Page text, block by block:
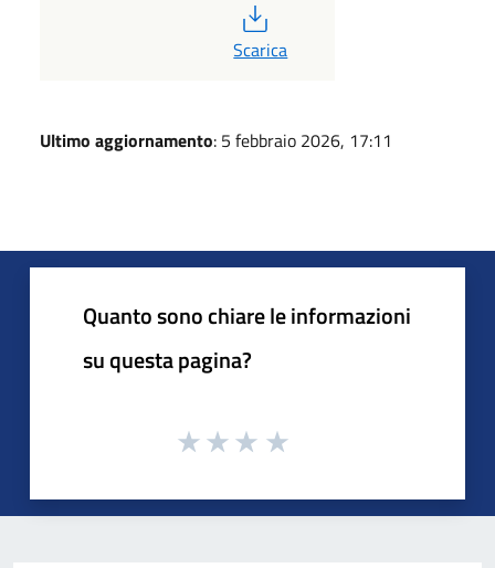
PDF
Scarica
Ultimo aggiornamento: 5 febbraio 2026, 17:11
Quanto sono chiare le informazioni
su questa pagina?